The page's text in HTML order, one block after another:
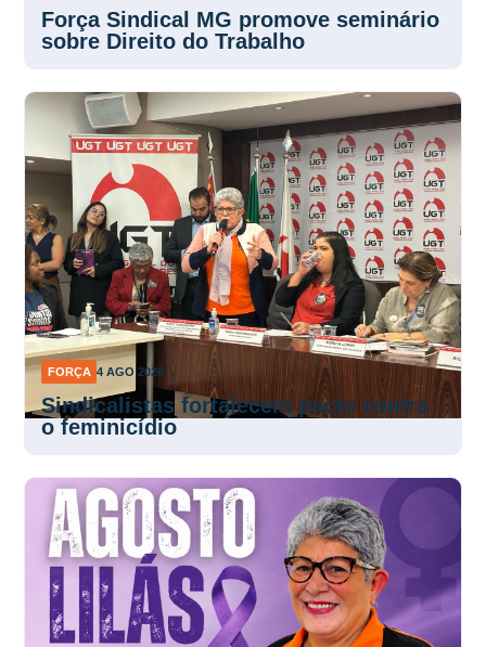
Força Sindical MG promove seminário
sobre Direito do Trabalho
FORÇA 4 AGO 2026
Sindicalistas fortalecem pacto contra
o feminicídio